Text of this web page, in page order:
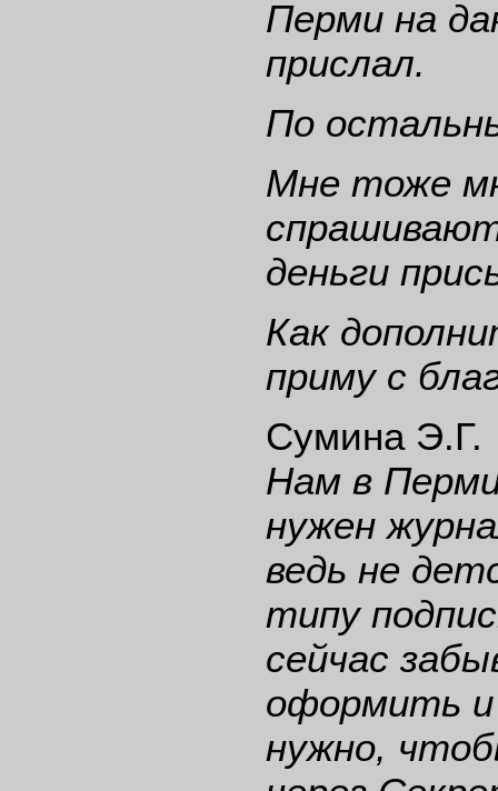
Перми на
прислал.
По
Мне тоже
деньги
Как
приму с
Сумина Э.Г.
Нам в
нужен
ведь не
типу
сейчас
оформить и
нужно,